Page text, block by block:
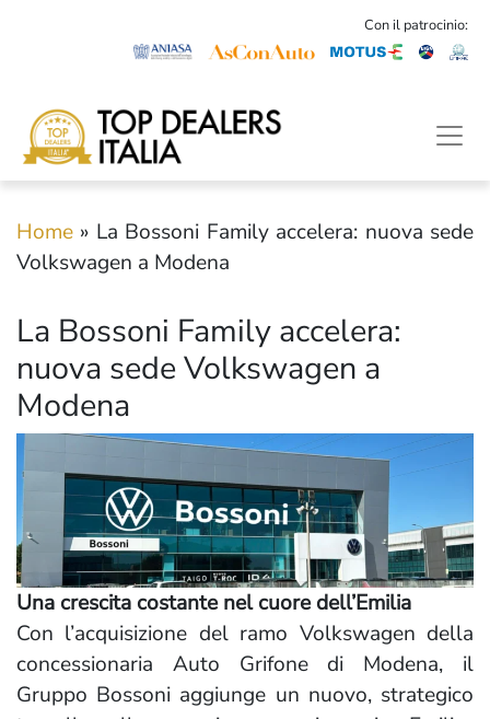
Con il patrocinio:
Home » La Bossoni Family accelera: nuova sede
Volkswagen a Modena
La Bossoni Family accelera:
nuova sede Volkswagen a
Modena
Una crescita costante nel cuore dell’Emilia
Con l’acquisizione del ramo Volkswagen della
concessionaria Auto Grifone di Modena, il
Gruppo Bossoni aggiunge un nuovo, strategico